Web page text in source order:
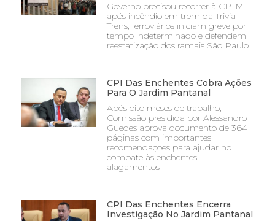
Governo precisou recorrer à CPTM
após incêndio em trem da Trivia
Trens; ferroviários iniciam greve por
tempo indeterminado e defendem
reestatização dos ramais São Paulo
CPI Das Enchentes Cobra Ações
Para O Jardim Pantanal
Após oito meses de trabalho,
Comissão presidida por Alessandro
Guedes aprova documento de 364
páginas com importantes
recomendações para ajudar no
combate às enchentes,
alagamentos
CPI Das Enchentes Encerra
Investigação No Jardim Pantanal